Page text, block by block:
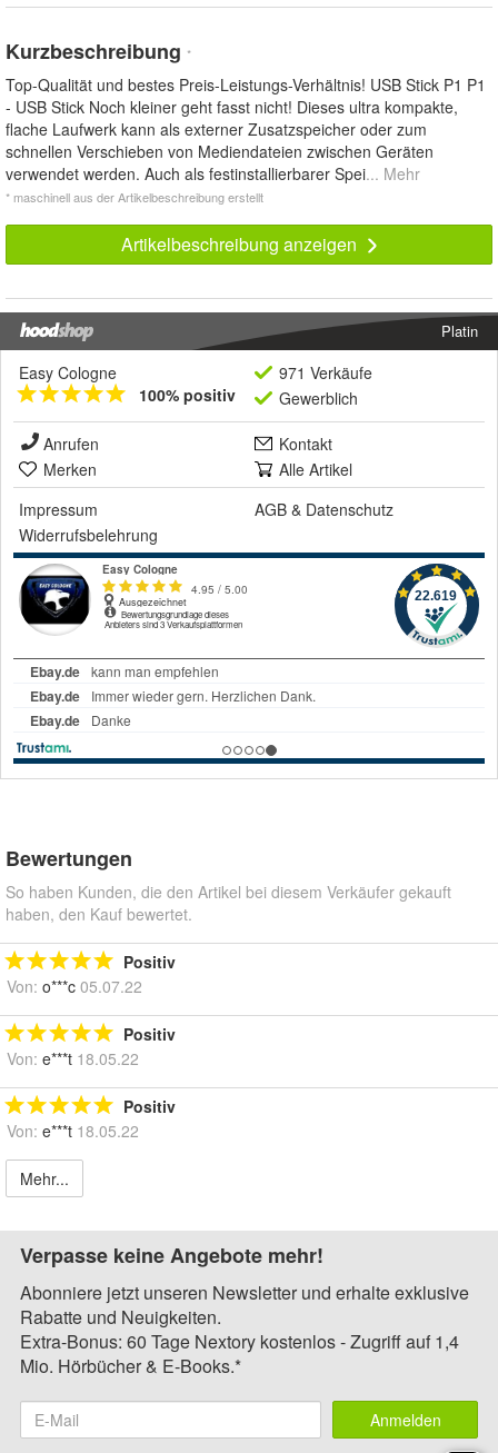
Kurzbeschreibung *
Top-Qualität und bestes Preis-Leistungs-Verhältnis! USB Stick P1 P1
- USB Stick Noch kleiner geht fasst nicht! Dieses ultra kompakte,
flache Laufwerk kann als externer Zusatzspeicher oder zum
schnellen Verschieben von Mediendateien zwischen Geräten
verwendet werden. Auch als festinstallierbarer Spei... Mehr
* maschinell aus der Artikelbeschreibung erstellt
Artikelbeschreibung anzeigen
Platin
Easy Cologne
100% positiv
971 Verkäufe
Gewerblich
Anrufen
Kontakt
Merken
Alle Artikel
Impressum
AGB & Datenschutz
Widerrufsbelehrung
Bewertungen
So haben Kunden, die den Artikel bei diesem Verkäufer gekauft
haben, den Kauf bewertet.
Positiv
Von: o***c 05.07.22
Positiv
Von: e***t 18.05.22
Positiv
Von: e***t 18.05.22
Mehr...
Verpasse keine Angebote mehr!
Abonniere jetzt unseren Newsletter und erhalte exklusive
Rabatte und Neuigkeiten.
Extra-Bonus: 60 Tage Nextory kostenlos - Zugriff auf 1,4
Mio. Hörbücher & E-Books.*
Anmelden